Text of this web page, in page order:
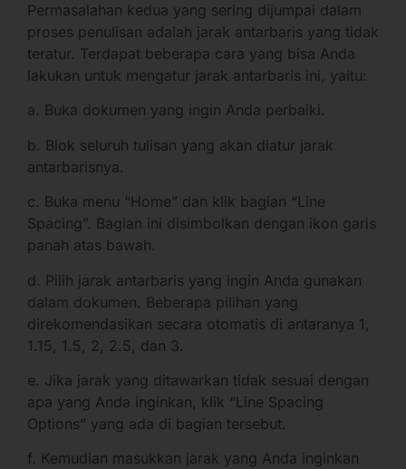
Permasalahan kedua yang sering dijumpai dalam
proses penulisan adalah jarak antarbaris yang tidak
teratur. Terdapat beberapa cara yang bisa Anda
lakukan untuk mengatur jarak antarbaris ini, yaitu:
a. Buka dokumen yang ingin Anda perbaiki.
b. Blok seluruh tulisan yang akan diatur jarak
antarbarisnya.
c. Buka menu “Home” dan klik bagian “Line
Spacing”. Bagian ini disimbolkan dengan ikon garis
panah atas bawah.
d. Pilih jarak antarbaris yang ingin Anda gunakan
dalam dokumen. Beberapa pilihan yang
direkomendasikan secara otomatis di antaranya 1,
1.15, 1.5, 2, 2.5, dan 3.
e. Jika jarak yang ditawarkan tidak sesuai dengan
apa yang Anda inginkan, klik “Line Spacing
Options” yang ada di bagian tersebut.
f. Kemudian masukkan jarak yang Anda inginkan